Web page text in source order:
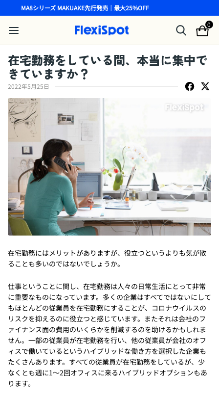
MA8シリーズ MAKUAKE先行発売｜最大25%OFF
0
在宅勤務をしている間、本当に集中で
きていますか？
2022年5月25日
在宅勤務にはメリットがありますが、役立つというよりも気が散
ることも多いのではないでしょうか。
仕事ということに関し、在宅勤務は人々の日常生活にとって非常
に重要なものになっています。多くの企業はすべてではないにして
もほとんどの従業員を在宅勤務にすることが、コロナウイルスの
リスクを抑えるのに役立つと感じています。またそれは会社のフ
ァイナンス面の費用のいくらかを削減するのを助けるかもしれま
せん。一部の従業員が在宅勤務を行い、他の従業員が会社のオフ
ィスで働いているというハイブリッドな働き方を選択した企業も
たくさんあります。すべての従業員が在宅勤務をしているが、少
なくとも週に1〜2回オフィスに来るハイブリッドオプションもあ
ります。